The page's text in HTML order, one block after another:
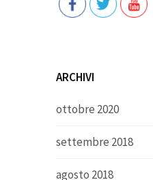
ARCHIVI
ottobre 2020
settembre 2018
agosto 2018